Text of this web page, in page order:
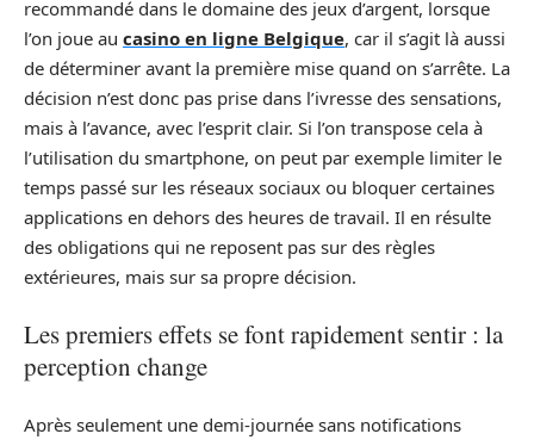
recommandé dans le domaine des jeux d’argent, lorsque
l’on joue au casino en ligne Belgique, car il s’agit là aussi
de déterminer avant la première mise quand on s’arrête. La
décision n’est donc pas prise dans l’ivresse des sensations,
mais à l’avance, avec l’esprit clair. Si l’on transpose cela à
l’utilisation du smartphone, on peut par exemple limiter le
temps passé sur les réseaux sociaux ou bloquer certaines
applications en dehors des heures de travail. Il en résulte
des obligations qui ne reposent pas sur des règles
extérieures, mais sur sa propre décision.
Les premiers effets se font rapidement sentir : la
perception change
Après seulement une demi-journée sans notifications